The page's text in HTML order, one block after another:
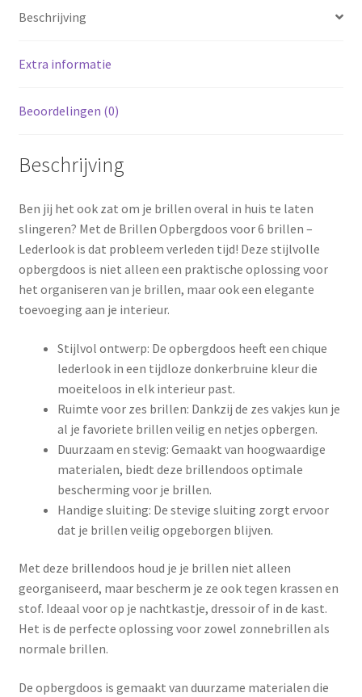
Beschrijving
Extra informatie
Beoordelingen (0)
Beschrijving
Ben jij het ook zat om je brillen overal in huis te laten
slingeren? Met de Brillen Opbergdoos voor 6 brillen –
Lederlook is dat probleem verleden tijd! Deze stijlvolle
opbergdoos is niet alleen een praktische oplossing voor
het organiseren van je brillen, maar ook een elegante
toevoeging aan je interieur.
Stijlvol ontwerp: De opbergdoos heeft een chique
lederlook in een tijdloze donkerbruine kleur die
moeiteloos in elk interieur past.
Ruimte voor zes brillen: Dankzij de zes vakjes kun je
al je favoriete brillen veilig en netjes opbergen.
Duurzaam en stevig: Gemaakt van hoogwaardige
materialen, biedt deze brillendoos optimale
bescherming voor je brillen.
Handige sluiting: De stevige sluiting zorgt ervoor
dat je brillen veilig opgeborgen blijven.
Met deze brillendoos houd je je brillen niet alleen
georganiseerd, maar bescherm je ze ook tegen krassen en
stof. Ideaal voor op je nachtkastje, dressoir of in de kast.
Het is de perfecte oplossing voor zowel zonnebrillen als
normale brillen.
De opbergdoos is gemaakt van duurzame materialen die